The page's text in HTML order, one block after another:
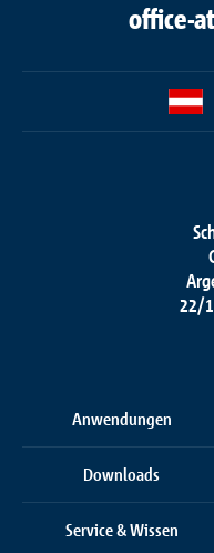
office-
22/
Anwendungen
Downloads
Service & Wissen